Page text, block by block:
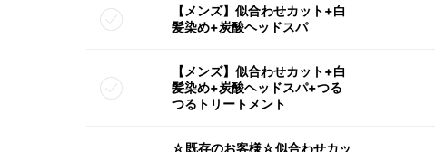
【メンズ】似合わせカット+白
髪染め+炭酸ヘッドスパ
【メンズ】似合わせカット+白
髪染め+炭酸ヘッドスパ+つる
つるトリートメント
☆既存のお客様☆似合わせカッ